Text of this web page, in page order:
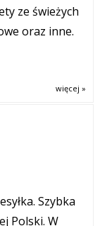
ze świeżych
oraz inne.
więcej »
Szybka
Polski. W